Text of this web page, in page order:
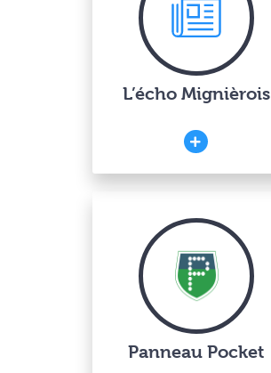
L’écho Mignièrois
Panneau Pocket